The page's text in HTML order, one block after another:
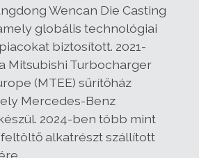
Wencan Die Casting
globális technológiai
biztosított. 2021-
Mitsubishi Turbocharger
(MTEE) sűrítőház
Mercedes-Benz
2024-ben több mint
alkatrészt szállított